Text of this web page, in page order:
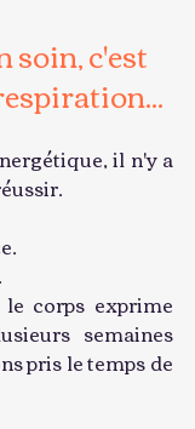
soin, c'est
il n'y a
corps exprime
semaines
pris le temps de